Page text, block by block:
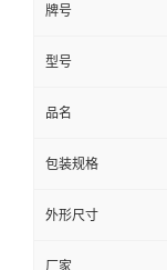
牌号
型号
品名
包装规格
外形尺寸
厂家